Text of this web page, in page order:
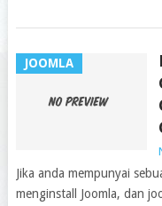
JOOMLA
Jika anda mempunyai
menginstall Joomla, dan